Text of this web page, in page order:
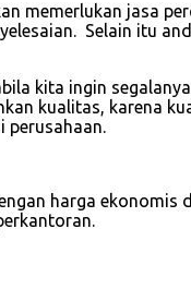
memerlukan jasa
Selain itu
kita ingin
kualitas, karena
perusahaan.
harga ekonomis